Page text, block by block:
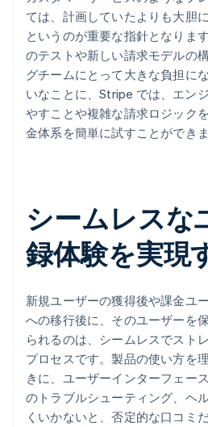
ては、計画していたよりも大胆
というのが重要な指針となりま
のテストや新しい請求モデルの
グチームにとって大きな負担に
いなことに、Stripe では、エン
やすことや複雑な請求ロジック
金体系を簡単に試すことができま
シームレスな
録体験を実現
新規ユーザーの獲得後や課金ユ
への移行後に、そのユーザーを
られるのは、シームレスでスト
プロセスです。製品の使い方を
きに、ユーザーインターフェー
のトラブルシューティング、ヘ
くいかないと、否定的な口コミ